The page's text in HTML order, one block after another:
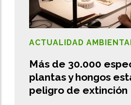
Más de 30.000
plantas y hongos
peligro de extinción
ACTUALIDAD